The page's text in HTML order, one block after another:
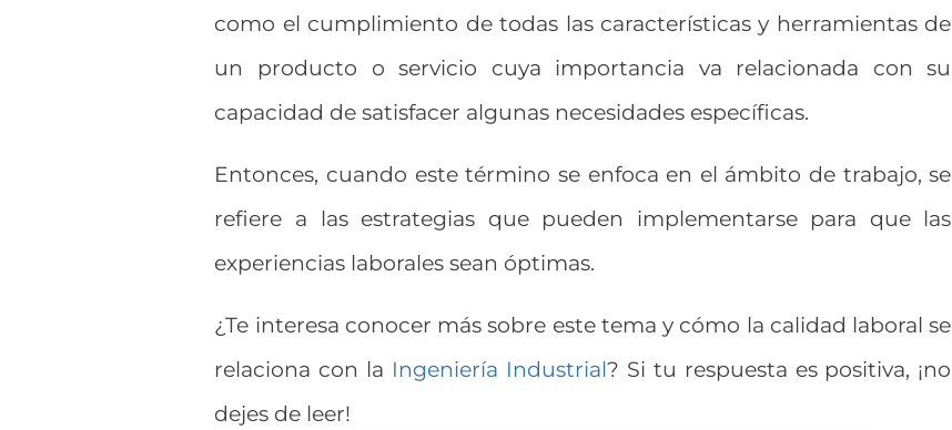
como el cumplimiento de todas las características y herramientas de
un producto o servicio cuya importancia va relacionada con su
capacidad de satisfacer algunas necesidades específicas.
Entonces, cuando este término se enfoca en el ámbito de trabajo, se
refiere a las estrategias que pueden implementarse para que las
experiencias laborales sean óptimas.
¿Te interesa conocer más sobre este tema y cómo la calidad laboral se
relaciona con la Ingeniería Industrial? Si tu respuesta es positiva, ¡no
dejes de leer!